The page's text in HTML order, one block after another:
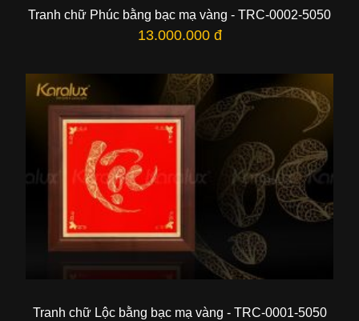
Tranh chữ Phúc bằng bạc mạ vàng - TRC-0002-5050
13.000.000 đ
Tranh chữ Lộc bằng bạc mạ vàng - TRC-0001-5050